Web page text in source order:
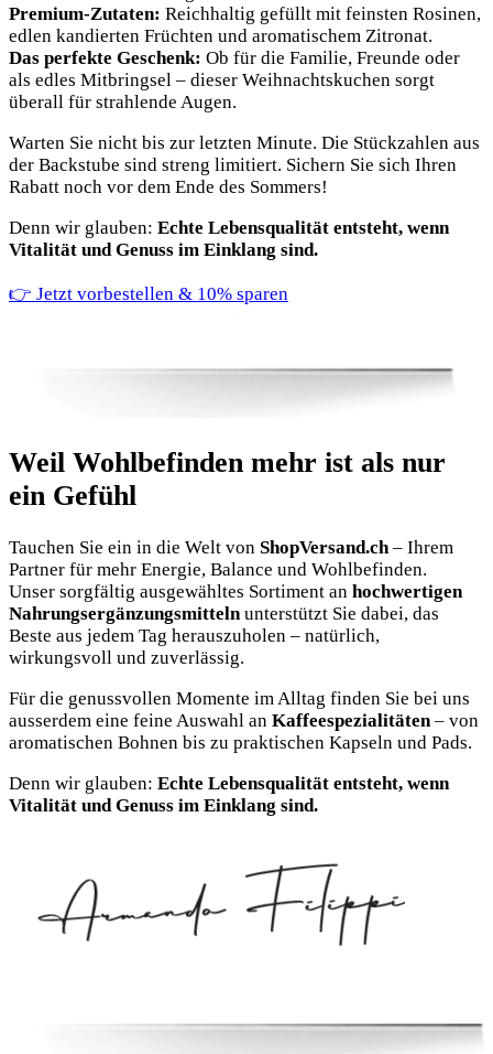
Premium-Zutaten: Reichhaltig gefüllt mit feinsten Rosinen,
edlen kandierten Früchten und aromatischem Zitronat.
Das perfekte Geschenk: Ob für die Familie, Freunde oder
als edles Mitbringsel – dieser Weihnachtskuchen sorgt
überall für strahlende Augen.
Warten Sie nicht bis zur letzten Minute. Die Stückzahlen aus
der Backstube sind streng limitiert. Sichern Sie sich Ihren
Rabatt noch vor dem Ende des Sommers!
Denn wir glauben: Echte Lebensqualität entsteht, wenn
Vitalität und Genuss im Einklang sind.
👉 Jetzt vorbestellen & 10% sparen
Weil Wohlbefinden mehr ist als nur
ein Gefühl
Tauchen Sie ein in die Welt von ShopVersand.ch – Ihrem
Partner für mehr Energie, Balance und Wohlbefinden.
Unser sorgfältig ausgewähltes Sortiment an hochwertigen
Nahrungsergänzungsmitteln unterstützt Sie dabei, das
Beste aus jedem Tag herauszuholen – natürlich,
wirkungsvoll und zuverlässig.
Für die genussvollen Momente im Alltag finden Sie bei uns
ausserdem eine feine Auswahl an Kaffeespezialitäten – von
aromatischen Bohnen bis zu praktischen Kapseln und Pads.
Denn wir glauben: Echte Lebensqualität entsteht, wenn
Vitalität und Genuss im Einklang sind.